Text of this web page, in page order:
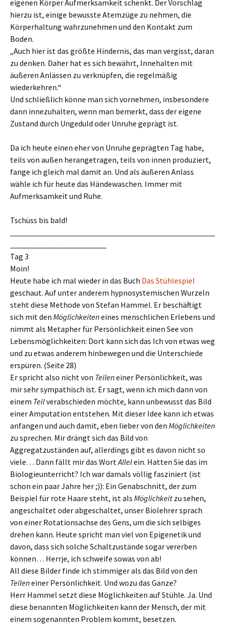
eigenen Körper Aufmerksamkeit schenkt. Der Vorschlag
hierzu ist, einige bewusste Atemzüge zu nehmen, die
Körperhaltung wahrzunehmen und den Kontakt zum
Boden.
„Auch hier ist das größte Hindernis, das man vergisst, daran
zu denken. Daher hat es sich bewährt, Innehalten mit
äußeren Anlässen zu verknüpfen, die regelmäßig
wiederkehren.“
Und schließlich könne man sich vornehmen, insbesondere
dann innezuhalten, wenn man bemerkt, dass der eigene
Zustand durch Ungeduld oder Unruhe geprägt ist.
Da ich heute einen eher von Unruhe geprägten Tag habe,
teils von außen herangetragen, teils von innen produziert,
fange ich gleich mal damit an. Und als äußeren Anlass
wähle ich für heute das Händewaschen. Immer mit
Aufmerksamkeit und Ruhe.
Tschüss bis bald!
Tag 3
Moin!
Heute habe ich mal wieder in das Buch Das Stühlespiel
geschaut. Auf unter anderem hypnosystemischen Wurzeln
steht diese Methode von Stefan Hammel. Er beschäftigt
sich mit den Möglichkeiteneines menschlichen Erlebens und
nimmt als Metapher für Persönlichkeit einen See von
Lebensmöglichkeiten: Dort kann sich das Ich von etwas weg
und zu etwas anderem hinbewegen und die Unterschiede
erspüren. (Seite 28)
Er spricht also nicht von Teileneiner Persönlichkeit, was
mir sehr sympathisch ist. Er sagt, wenn ich mich dann von
einem Teilverabschieden möchte, kann unbewusst das Bild
einer Amputation entstehen. Mit dieser Idee kann ich etwas
anfangen und auch damit, eben lieber von den Möglichkeiten
zu sprechen. Mir drängt sich das Bild von
Aggregatzuständen auf, allerdings gibt es davon nicht so
viele… Dann fällt mir das WortAllelein. Hatten Sie das im
Biologieunterricht? Ich war damals völlig fasziniert (ist
schon ein paar Jahre her ;)): Ein Genabschnitt, der zum
Beispiel für rote Haare steht, ist als Möglichkeitzu sehen,
angeschaltet oder abgeschaltet, unser Biolehrer sprach
von einer Rotationsachse des Gens, um die sich selbiges
drehen kann. Heute spricht man viel von Epigenetik und
davon, dass sich solche Schaltzustände sogar vererben
können… Herrje, ich schweife sowas von ab!
All diese Bilder finde ich stimmiger als das Bild von den
Teileneiner Persönlichkeit. Und wozu das Ganze?
Herr Hammel setzt diese Möglichkeiten auf Stühle. Ja. Und
diese benannten Möglichkeiten kann der Mensch, der mit
einem sogenannten Problem kommt, besetzen.